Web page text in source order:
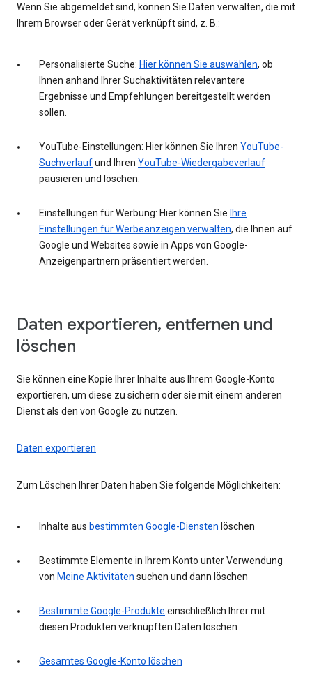
Wenn Sie abgemeldet sind, können Sie Daten verwalten, die mit
Ihrem Browser oder Gerät verknüpft sind, z. B.:
Personalisierte Suche: Hier können Sie auswählen, ob
Ihnen anhand Ihrer Suchaktivitäten relevantere
Ergebnisse und Empfehlungen bereitgestellt werden
sollen.
YouTube-Einstellungen: Hier können Sie Ihren YouTube-
Suchverlaufund Ihren YouTube-Wiedergabeverlauf
pausieren und löschen.
Einstellungen für Werbung: Hier können Sie Ihre
Einstellungen für Werbeanzeigen verwalten, die Ihnen auf
Google und Websites sowie in Apps von Google-
Anzeigenpartnern präsentiert werden.
Daten exportieren, entfernen und
löschen
Sie können eine Kopie Ihrer Inhalte aus Ihrem Google-Konto
exportieren, um diese zu sichern oder sie mit einem anderen
Dienst als den von Google zu nutzen.
Daten exportieren
Zum Löschen Ihrer Daten haben Sie folgende Möglichkeiten:
Inhalte aus bestimmten Google-Diensten löschen
Bestimmte Elemente in Ihrem Konto unter Verwendung
von Meine Aktivitäten suchen und dann löschen
Bestimmte Google-Produkte einschließlich Ihrer mit
diesen Produkten verknüpften Daten löschen
Gesamtes Google-Konto löschen